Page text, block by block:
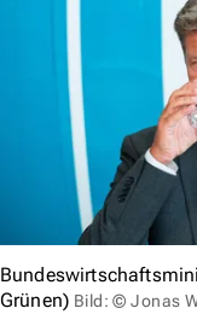
Grünen) Bild: © Jonas